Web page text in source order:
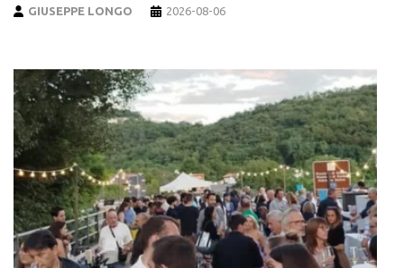
GIUSEPPE LONGO 2026-08-06